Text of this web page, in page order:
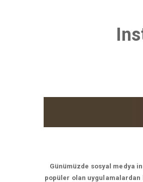
Günümüzde sosyal medya
popüler olan uygulamalardan